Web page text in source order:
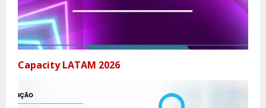
Capacity LATAM 2026